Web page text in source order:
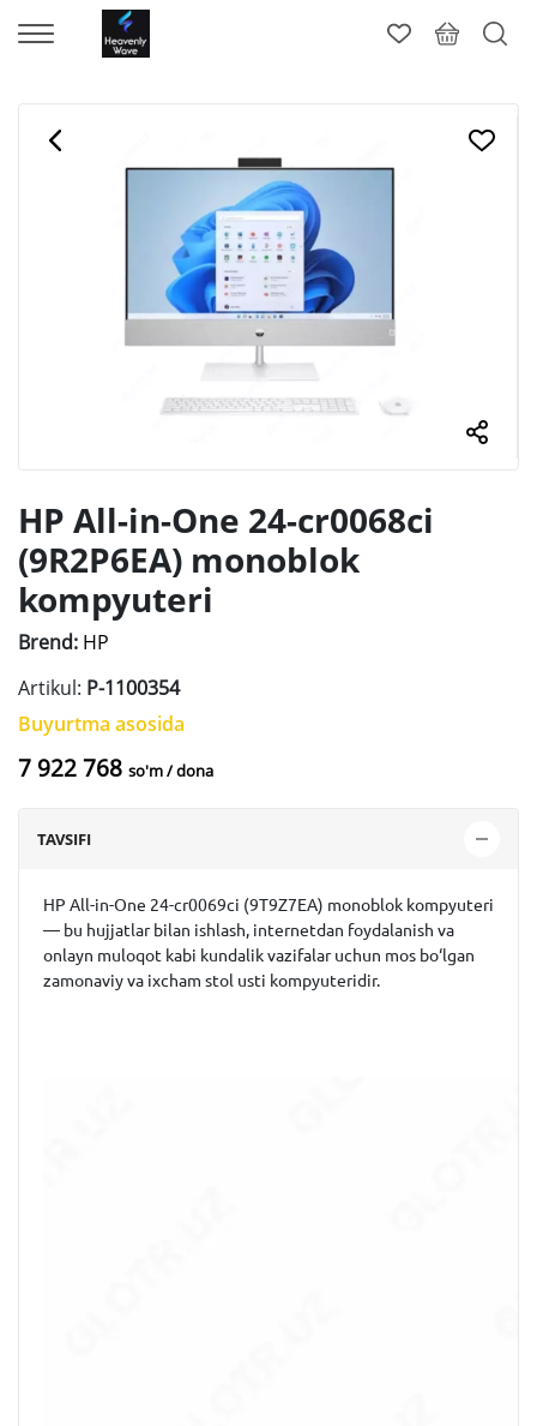
HP All-in-One 24-cr0068ci
(9R2P6EA) monoblok
kompyuteri
Brend: HP
Artikul: P-1100354
Buyurtma asosida
7 922 768 so'm / dona
TAVSIFI
HP All-in-One 24-cr0069ci (9T9Z7EA) monoblok kompyuteri
— bu hujjatlar bilan ishlash, internetdan foydalanish va
onlayn muloqot kabi kundalik vazifalar uchun mos bo‘lgan
zamonaviy va ixcham stol usti kompyuteridir.